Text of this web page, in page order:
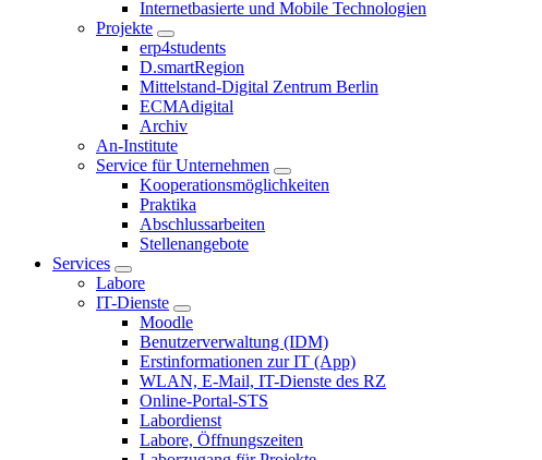
Internetbasierte und Mobile Technologien
Projekte
erp4students
D.smartRegion
Mittelstand-Digital Zentrum Berlin
ECMAdigital
Archiv
An-Institute
Service für Unternehmen
Kooperationsmöglichkeiten
Praktika
Abschlussarbeiten
Stellenangebote
Services
Labore
IT-Dienste
Moodle
Benutzerverwaltung (IDM)
Erstinformationen zur IT (App)
WLAN, E-Mail, IT-Dienste des RZ
Online-Portal-STS
Labordienst
Labore, Öffnungszeiten